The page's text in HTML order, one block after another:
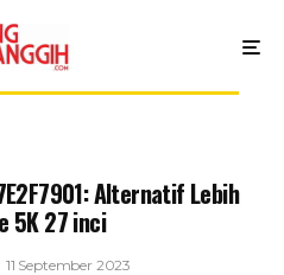
Alternatif Lebih
5K 27 inci
11 September 2023